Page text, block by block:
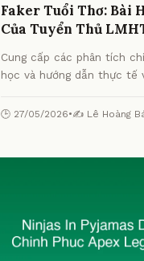
Faker Tuổi Thơ: Bài
Của Tuyển Thủ
Cung cấp các phân tích
học và hướng dẫn thực tế
LMHT từ chuyên gia.
🕒 27/05/2026•✍️ Lê Hoàng